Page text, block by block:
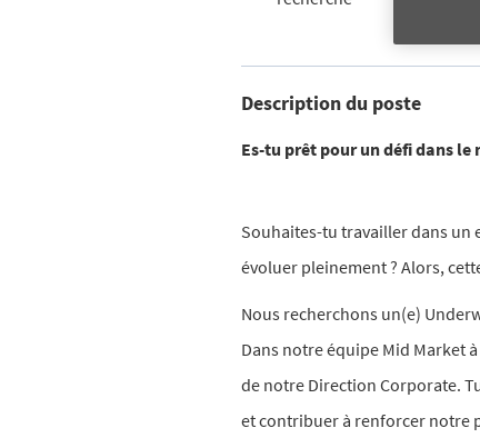
Description du poste
Es-tu prêt pour un défi dans le
Souhaites-tu travailler dans
évoluer pleinement ? Alors,
Nous recherchons un(e)
Dans notre équipe Mid Market
de notre Direction Corporate.
et contribuer à renforcer notre